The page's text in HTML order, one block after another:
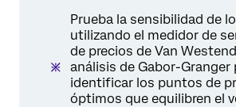
Prueba la sensibilidad de
utilizando el medidor de
de precios de Van
análisis de Gabor-Granger
identificar los puntos de
óptimos que equilibren el